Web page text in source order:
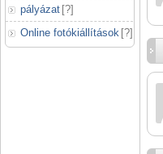
pályázat [?]
Online fotókiállítások [?]